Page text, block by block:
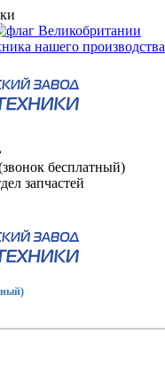
нашего производства
бесплатный)
запчастей